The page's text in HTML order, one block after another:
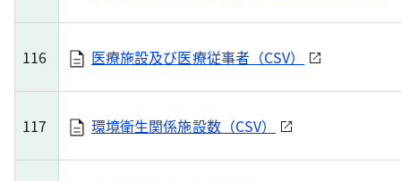
116 医療施設及び医療従事者（CSV）
117 環境衛生関係施設数（CSV）